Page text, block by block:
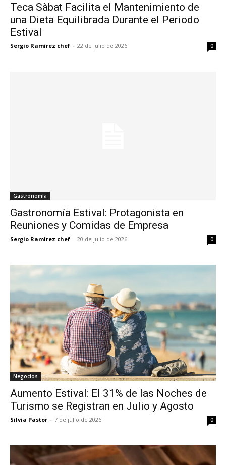
Teca Sàbat Facilita el Mantenimiento de
una Dieta Equilibrada Durante el Periodo
Estival
Sergio Ramirez chef - 22 de julio de 2026 0
Gastronomía
Gastronomía Estival: Protagonista en
Reuniones y Comidas de Empresa
Sergio Ramirez chef - 20 de julio de 2026 0
Negocios
Aumento Estival: El 31% de las Noches de
Turismo se Registran en Julio y Agosto
Silvia Pastor - 7 de julio de 2026 0